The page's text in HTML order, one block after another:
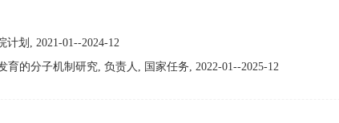
计划, 2021-01--2024-12
育的分子机制研究, 负责人, 国家任务, 2022-01--2025-12